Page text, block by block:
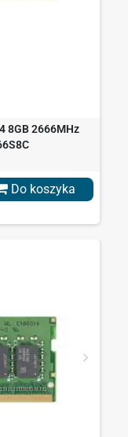
8GB 2666MHz
Do koszyka